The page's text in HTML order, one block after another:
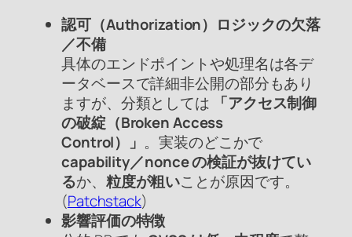
認可（Authorization）ロジックの欠落
／不備
具体のエンドポイントや処理名は各デ
ータベースで詳細非公開の部分もあり
ますが、分類としては
「アクセス制御
の破綻（Broken Access
Control）」 。実装のどこかで
capability／nonce の検証が抜けてい
るか、 粒度が粗いことが原因です。
(Patchstack)
影響評価の特徴